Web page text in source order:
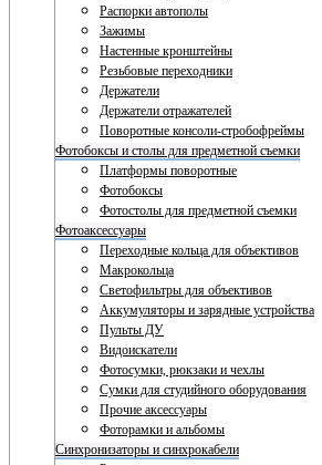
Распорки автополы
Зажимы
Настенные кронштейны
Резьбовые переходники
Держатели
Держатели отражателей
Поворотные консоли-стробофреймы
Фотобоксы и столы для предметной съемки
Платформы поворотные
Фотобоксы
Фотостолы для предметной съемки
Фотоаксессуары
Переходные кольца для объективов
Макрокольца
Светофильтры для объективов
Аккумуляторы и зарядные устройства
Пульты ДУ
Видоискатели
Фотосумки, рюкзаки и чехлы
Сумки для студийного оборудования
Прочие аксессуары
Фоторамки и альбомы
Синхронизаторы и синхрокабели